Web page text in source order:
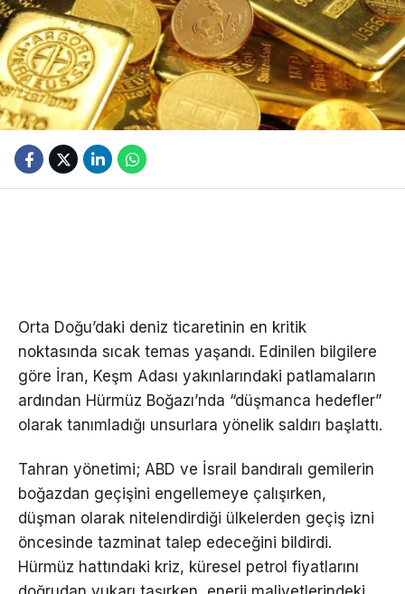
Orta Doğu’daki deniz ticaretinin en kritik
noktasında sıcak temas yaşandı. Edinilen bilgilere
göre İran, Keşm Adası yakınlarındaki patlamaların
ardından Hürmüz Boğazı’nda “düşmanca hedefler”
olarak tanımladığı unsurlara yönelik saldırı başlattı.
Tahran yönetimi; ABD ve İsrail bandıralı gemilerin
boğazdan geçişini engellemeye çalışırken,
düşman olarak nitelendirdiği ülkelerden geçiş izni
öncesinde tazminat talep edeceğini bildirdi.
Hürmüz hattındaki kriz, küresel petrol fiyatlarını